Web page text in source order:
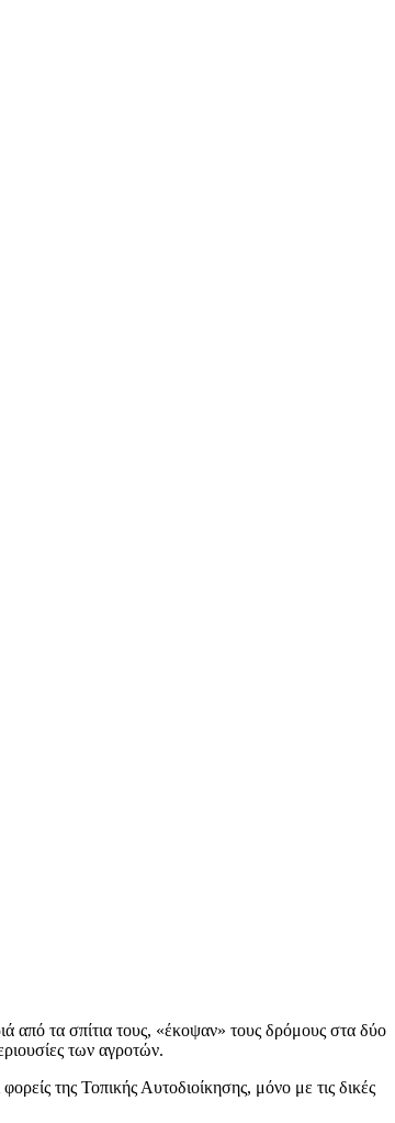
από τα σπίτια τους, «έκοψαν» τους δρόμους στα δύο
των αγροτών.
της Τοπικής Αυτοδιοίκησης, μόνο με τις δικές